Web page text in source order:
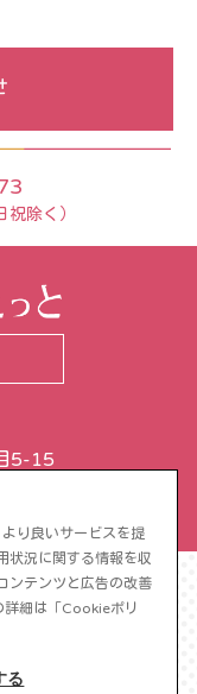
除く）
5-15
階
り良いサービスを提
状況に関する情報を収
ンテンツと広告の改善
細は「Cookieポリ
る